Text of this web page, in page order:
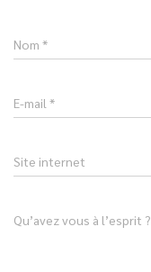
Nom *
E-mail *
Site internet
Qu’avez vous à l’esprit ?